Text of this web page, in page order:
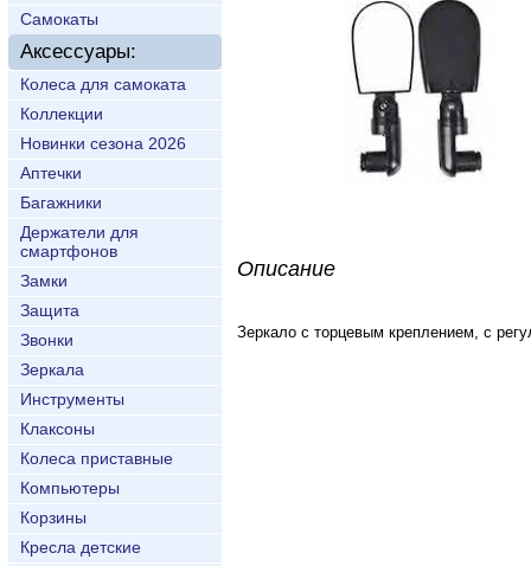
Самокаты
Аксессуары:
Колеса для самоката
Коллекции
Новинки сезона 2026
Аптечки
Багажники
Держатели для
смартфонов
Замки
Защита
Звонки
Зеркала
Инструменты
Клаксоны
Колеса приставные
Компьютеры
Корзины
Кресла детские
Описание
Зеркало с торцевым креплением, с